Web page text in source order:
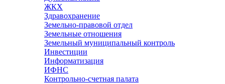
ЖКХ
Здравохранение
Земельно-правовой отдел
Земельные отношения
Земельный муниципальный контроль
Инвестиции
Информатизация
ИФНС
Контрольно-счетная палата